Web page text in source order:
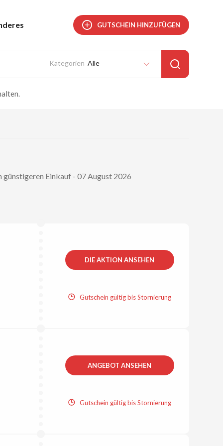
GUTSCHEIN HINZUFÜGEN
Alle
Einkauf - 07 August 2026
DIE AKTION ANSEHEN
Gutschein gültig bis Stornierung
ANGEBOT ANSEHEN
Gutschein gültig bis Stornierung